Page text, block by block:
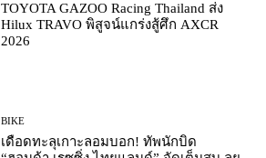
TOYOTA GAZOO Racing Thailand ส่ง
Hilux TRAVO พิสูจน์แกร่งสู้ศึก AXCR
2026
BIKE
เดือดทะลุเกาะลอมบอก! ทัพนักบิด